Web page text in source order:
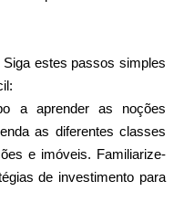
2955estes passos simples
a aprender as noções
as diferentes classes
e imóveis. Familiarize-
de investimento para